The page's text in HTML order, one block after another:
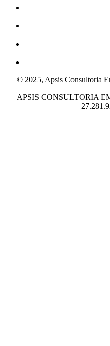
© 2025, Apsis Consultoria
APSIS CONSULTORIA